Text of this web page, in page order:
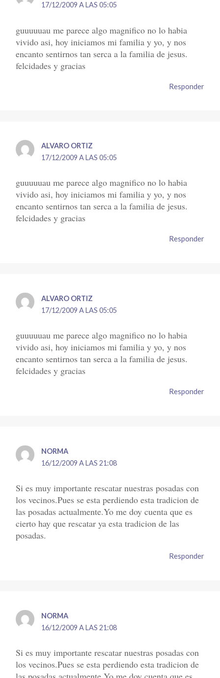
17/12/2009 A LAS 05:05
guuuuuau me parece algo magnifico no lo habia
vivido asi, hoy iniciamos mi familia y yo, y nos
encanto sentirnos tan serca a la familia de jesus.
felcidades y gracias
Responder
ALVARO ORTIZ
17/12/2009 A LAS 05:05
guuuuuau me parece algo magnifico no lo habia
vivido asi, hoy iniciamos mi familia y yo, y nos
encanto sentirnos tan serca a la familia de jesus.
felcidades y gracias
Responder
ALVARO ORTIZ
17/12/2009 A LAS 05:05
guuuuuau me parece algo magnifico no lo habia
vivido asi, hoy iniciamos mi familia y yo, y nos
encanto sentirnos tan serca a la familia de jesus.
felcidades y gracias
Responder
NORMA
16/12/2009 A LAS 21:08
Si es muy importante rescatar nuestras posadas con
los vecinos.Pues se esta perdiendo esta tradicion de
las posadas actualmente.Yo me doy cuenta que es
cierto hay que rescatar ya esta tradicion de las
posadas.
Responder
NORMA
16/12/2009 A LAS 21:08
Si es muy importante rescatar nuestras posadas con
los vecinos.Pues se esta perdiendo esta tradicion de